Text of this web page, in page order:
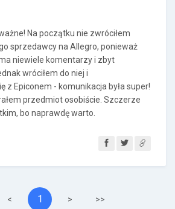
Na początku nie zwróciłem
sprzedawcy na Allegro, ponieważ
niewiele komentarzy i zbyt
wróciłem do niej i
z Epiconem - komunikacja była super!
przedmiot osobiście. Szczerze
bo naprawdę warto.
< 1 > >>